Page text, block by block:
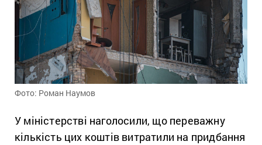
Фото: Роман Наумов
У міністерстві наголосили, що переважну
кількість цих коштів витратили на придбання